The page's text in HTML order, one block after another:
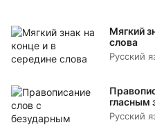
Мягкий
слова
Русский
гласным
Русский